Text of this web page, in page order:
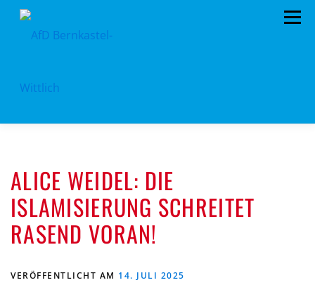
Zum
Menü
KONTAKT MITGLIED WERDEN
IMPRESSUM
ALICE WEIDEL: DIE
ISLAMISIERUNG SCHREITET
RASEND VORAN!
VERÖFFENTLICHT AM 14. JULI 2025